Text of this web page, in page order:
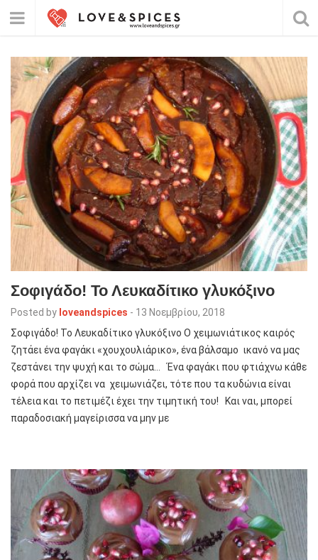
Σοφιγάδο! Το Λευκαδίτικο γλυκόξινο
Posted by loveandspices - 13 Νοεμβρίου, 2018
Σοφιγάδο! Το Λευκαδίτικο γλυκόξινο Ο χειμωνιάτικος καιρός
ζητάει ένα φαγάκι «χουχουλιάρικο», ένα βάλσαμο ικανό να μας
ζεστάνει την ψυχή και το σώμα… Ένα φαγάκι που φτιάχνω κάθε
φορά που αρχίζει να χειμωνιάζει, τότε που τα κυδώνια είναι
τέλεια και το πετιμέζι έχει την τιμητική του! Και ναι, μπορεί
παραδοσιακή μαγείρισσα να μην με